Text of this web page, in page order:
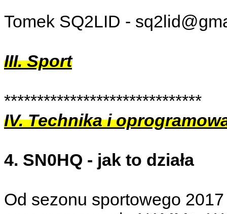
Tomek SQ2LID -
III. Sport
******************************
IV. Technika i
4. SN0HQ - jak to działa
Od sezonu sportowego